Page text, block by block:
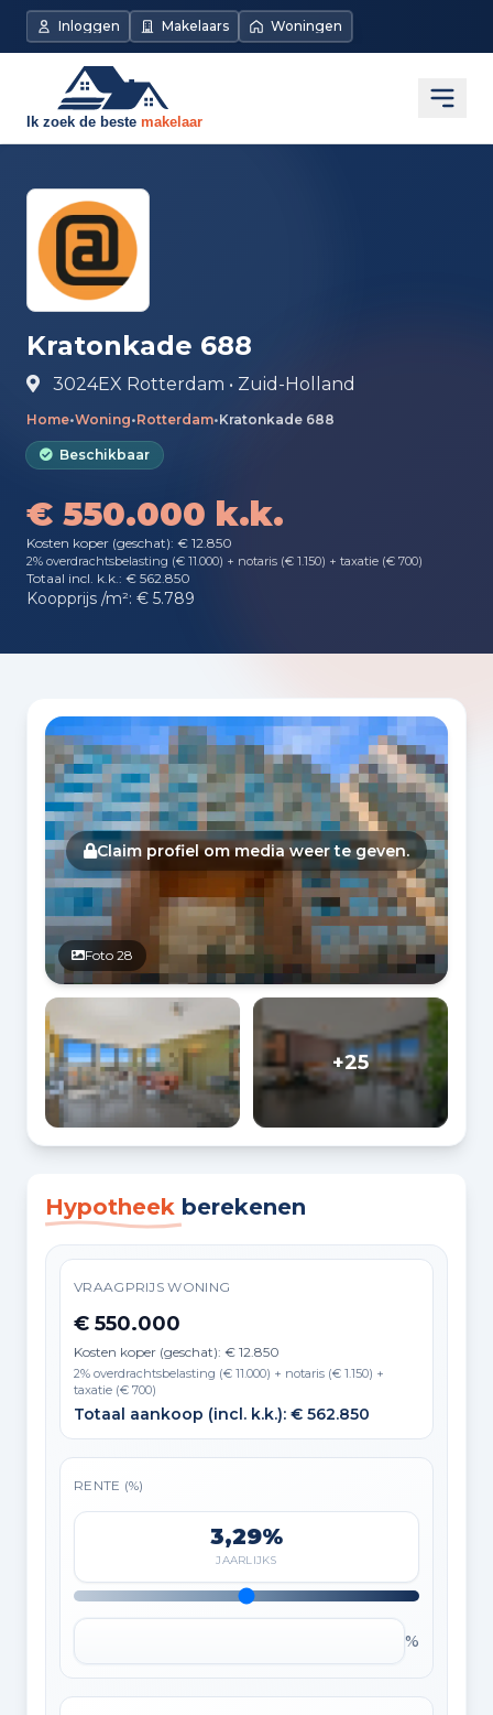
Direct naar de inhoud
Inloggen Makelaars Woningen
Kratonkade 688
3024EX Rotterdam • Zuid-Holland
Home•Woning•Rotterdam•Kratonkade 688
Beschikbaar
€ 550.000 k.k.
Kosten koper (geschat): € 12.850
2% overdrachtsbelasting (€ 11.000) + notaris (€ 1.150) + taxatie (€ 700)
Totaal incl. k.k.: € 562.850
Koopprijs /m²: € 5.789
Fotogalerij
Foto 28
Claim profiel om media weer te geven.
+25
Hypotheek berekenen
VRAAGPRIJS WONING
€ 550.000
Kosten koper (geschat): € 12.850
2% overdrachtsbelasting (€ 11.000) + notaris (€ 1.150) +
taxatie (€ 700)
Totaal aankoop (incl. k.k.): € 562.850
RENTE (%)
3,29%
JAARLIJKS
%